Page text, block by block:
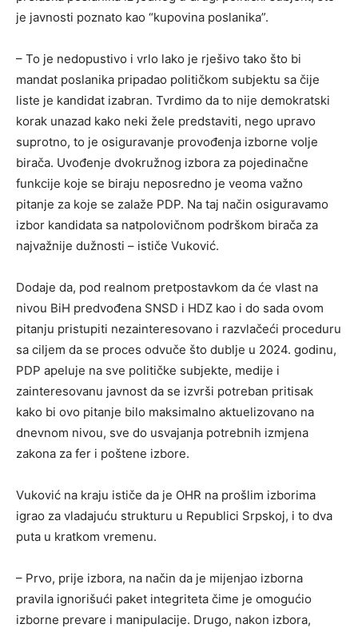
je javnosti poznato kao “kupovina poslanika”.
– To je nedopustivo i vrlo lako je rješivo tako što bi
mandat poslanika pripadao političkom subjektu sa čije
liste je kandidat izabran. Tvrdimo da to nije demokratski
korak unazad kako neki žele predstaviti, nego upravo
suprotno, to je osiguravanje provođenja izborne volje
birača. Uvođenje dvokružnog izbora za pojedinačne
funkcije koje se biraju neposredno je veoma važno
pitanje za koje se zalaže PDP. Na taj način osiguravamo
izbor kandidata sa natpolovičnom podrškom birača za
najvažnije dužnosti – ističe Vuković.
Dodaje da, pod realnom pretpostavkom da će vlast na
nivou BiH predvođena SNSD i HDZ kao i do sada ovom
pitanju pristupiti nezainteresovano i razvlačeći proceduru
sa ciljem da se proces odvuče što dublje u 2024. godinu,
PDP apeluje na sve političke subjekte, medije i
zainteresovanu javnost da se izvrši potreban pritisak
kako bi ovo pitanje bilo maksimalno aktuelizovano na
dnevnom nivou, sve do usvajanja potrebnih izmjena
zakona za fer i poštene izbore.
Vuković na kraju ističe da je OHR na prošlim izborima
igrao za vladajuću strukturu u Republici Srpskoj, i to dva
puta u kratkom vremenu.
– Prvo, prije izbora, na način da je mijenjao izborna
pravila ignorišući paket integriteta čime je omogućio
izborne prevare i manipulacije. Drugo, nakon izbora,